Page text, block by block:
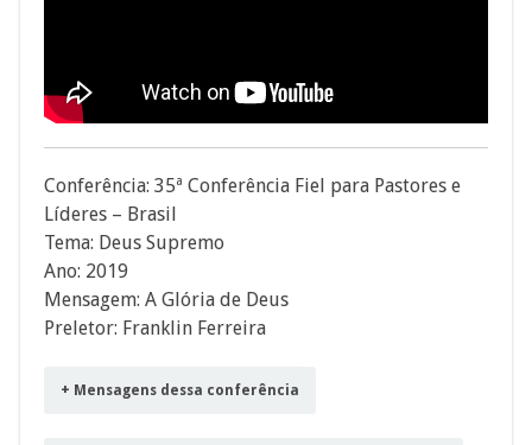
Conferência: 35ª Conferência Fiel para Pastores e
Líderes – Brasil
Tema: Deus Supremo
Ano: 2019
Mensagem: A Glória de Deus
Preletor: Franklin Ferreira
+ Mensagens dessa conferência